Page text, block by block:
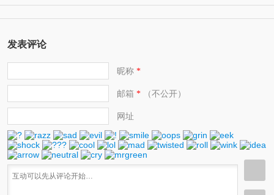
发表评论
昵称*
邮箱 *（不公开）
网址